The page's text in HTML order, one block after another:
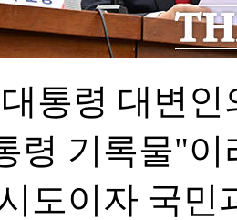
통령 대변
령 기록물"
도이자 국